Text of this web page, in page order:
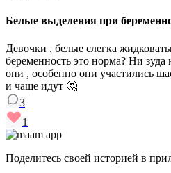
Белые выделения при
Девочки , белые слегка
беременность это норма? Ни зуда
они , особенно они участились
и чаще идут 🤔
3
1
Поделитесь своей историей в